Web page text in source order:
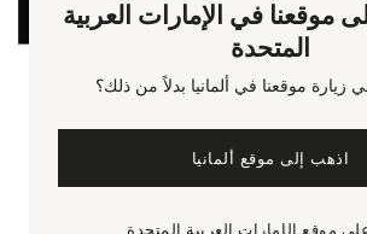
FRESH.
INVIGORATING. A
موقعنا في الإمارات العربية
المتحدة
موقعنا في ألمانيا بدلاً من ذلك؟
اذهب إلى موقع ألمانيا
على موقع الإمارات العربية المتحدة